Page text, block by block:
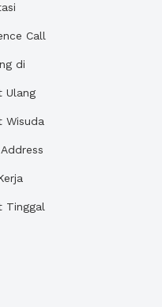
Call
di
Ulang
Wisuda
Tinggal